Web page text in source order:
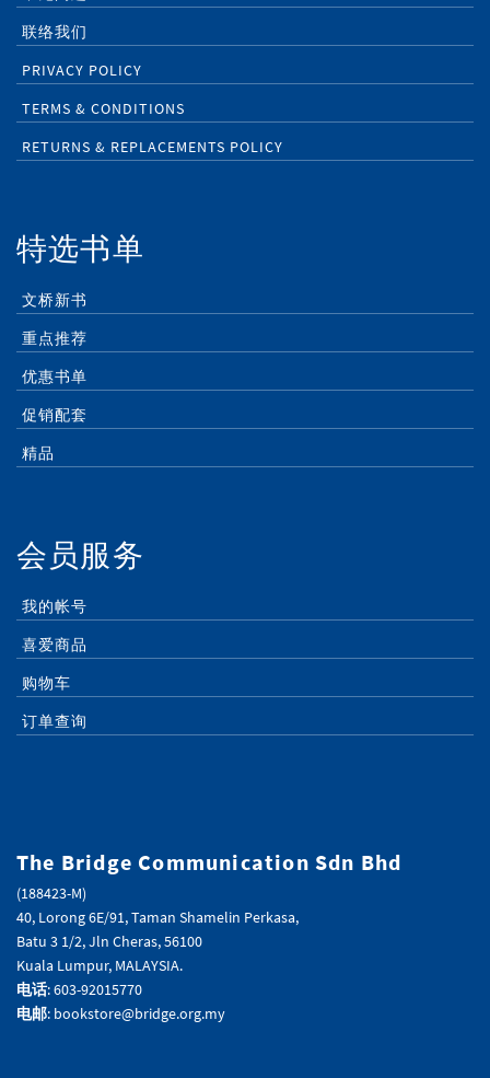
联络我们
PRIVACY POLICY
TERMS & CONDITIONS
RETURNS & REPLACEMENTS POLICY
特选书单
文桥新书
重点推荐
优惠书单
促销配套
精品
会员服务
我的帐号
喜爱商品
购物车
订单查询
The Bridge Communication Sdn Bhd
(188423-M)
40, Lorong 6E/91, Taman Shamelin Perkasa,
Batu 3 1/2, Jln Cheras, 56100
Kuala Lumpur, MALAYSIA.
电话: 603-92015770
电邮: bookstore@bridge.org.my